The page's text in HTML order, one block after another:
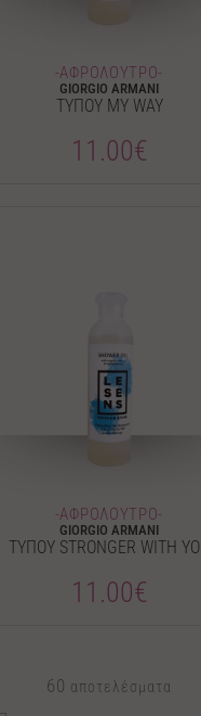
-ΑΦΡΟΛΟΥΤΡΟ-
GIORGIO ARMANI
ΤΥΠΟΥ MY WAY
11.00€
-ΑΦΡΟΛΟΥΤΡΟ-
GIORGIO ARMANI
ΤΥΠΟΥ STRONGER WITH
11.00€
60 αποτελέσματα